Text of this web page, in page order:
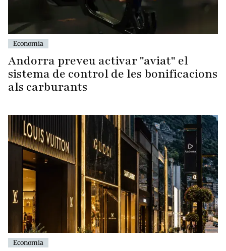
Economia
Andorra preveu activar "aviat" el
sistema de control de les bonificacions
als carburants
Economia